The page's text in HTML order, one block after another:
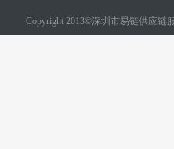
Copyright 2013©深圳市易链供应链